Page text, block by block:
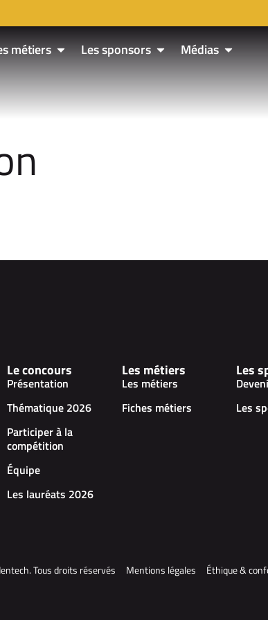
métiers Les sponsors
Médias
Le concours
Présentation
Thématique 2026
Participer à la
compétition
Équipe
Les lauréats 2026
Les métiers
Les métiers
Fiches métiers
Les
Les
Tous droits réservés Mentions légales Éthique &